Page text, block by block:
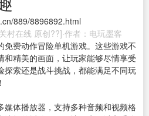
889/8896892.html
村在线 原创??]·作者：电玩墨客
免费动作冒险单机游戏。这些游戏不
和精美的画面，让玩家能够尽情享受
探索还是战斗挑战，都能满足不同玩
媒体播放器 ，支持多种音频和视频格